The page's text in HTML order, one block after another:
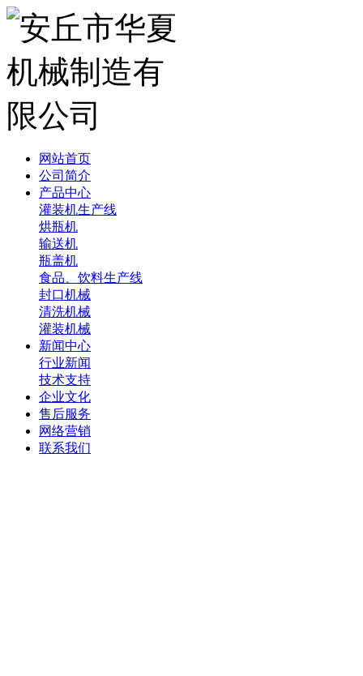
网站首页
公司简介
产品中心
灌装机生产线
烘瓶机
输送机
瓶盖机
食品、饮料生产线
封口机械
清洗机械
灌装机械
新闻中心
行业新闻
技术支持
企业文化
售后服务
网络营销
联系我们